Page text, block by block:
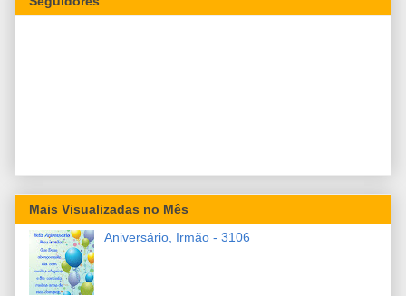
Mais Visualizadas no Mês
Aniversário, Irmão - 3106